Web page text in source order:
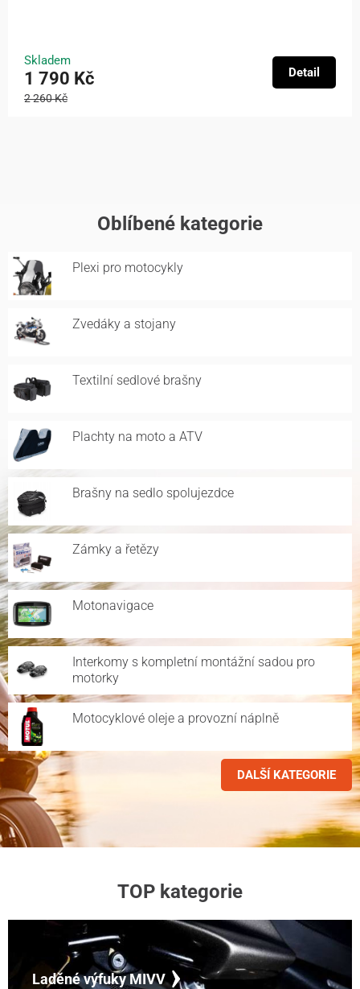
Skladem
1 790 Kč
2 260 Kč
Detail
Oblíbené kategorie
Plexi pro motocykly
Zvedáky a stojany
Textilní sedlové brašny
Plachty na moto a ATV
Brašny na sedlo spolujezdce
Zámky a řetězy
Motonavigace
Interkomy s kompletní montážní sadou pro
motorky
Motocyklové oleje a provozní náplně
DALŠÍ KATEGORIE
TOP kategorie
Laděné výfuky MIVV